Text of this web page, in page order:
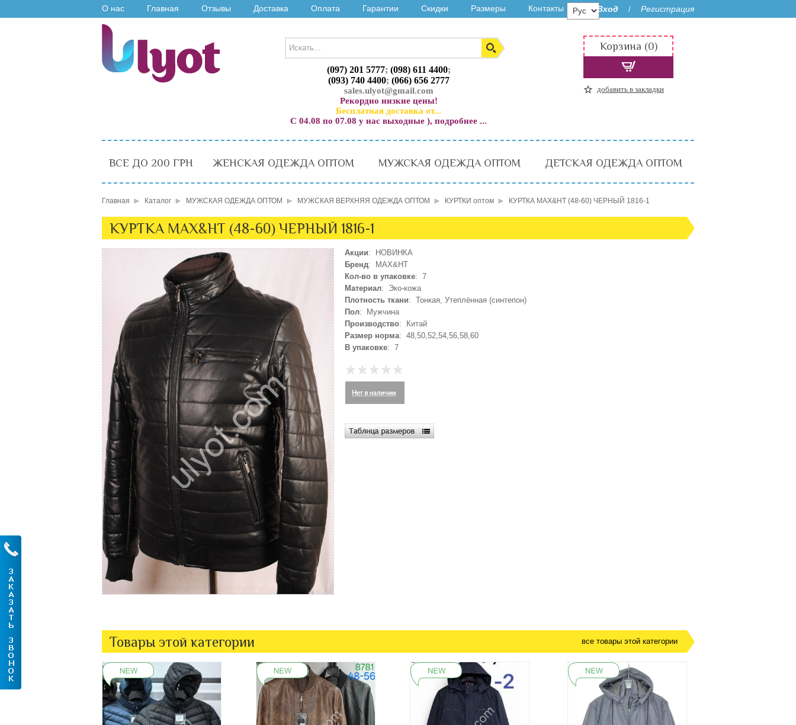
О нас Главная Отзывы Доставка Оплата Гарантии Скидки Размеры Контакты Вход / Регистрация
(097) 201 5777; (098) 611 4400;
(093) 740 4400; (066) 656 2777
sales.ulyot@gmail.com
Рекордно низкие цены!
Бесплатная доставка от...
С 04.08 по 07.08 у нас выходные ), подробнее ...
Корзина (0)
добавить в закладки
ВСЕ ДО 200 ГРН ЖЕНСКАЯ ОДЕЖДА ОПТОМ МУЖСКАЯ ОДЕЖДА ОПТОМ ДЕТСКАЯ ОДЕЖДА ОПТОМ
Главная Каталог МУЖСКАЯ ОДЕЖДА ОПТОМ МУЖСКАЯ ВЕРХНЯЯ ОДЕЖДА ОПТОМ КУРТКИ оптом КУРТКА MAX&HT (48-60) ЧЕРНЫЙ 1816-1
КУРТКА MAX&HT (48-60) ЧЕРНЫЙ 1816-1
Акции: НОВИНКА
Бренд: MAX&HT
Кол-во в упаковке: 7
Материал: Эко-кожа
Плотность ткани: Тонкая, Утеплённая (синтепон)
Пол: Мужчина
Производство: Китай
Размер норма: 48,50,52,54,56,58,60
В упаковке: 7
Товары этой категории все товары этой категории